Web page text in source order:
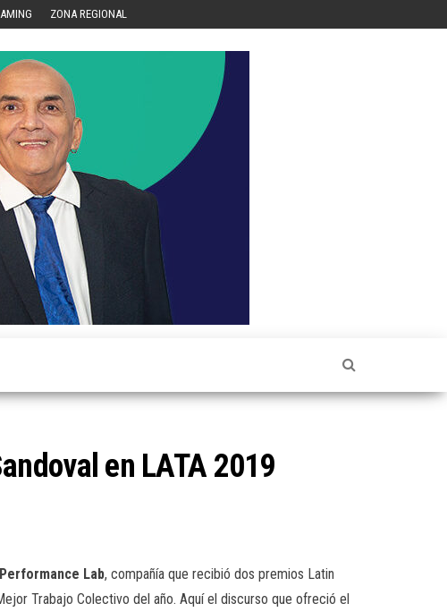
ZONA REGIONAL
en LATA 2019
Lab, compañía que recibió dos premios Latin
Trabajo Colectivo del año. Aquí el discurso que ofreció el